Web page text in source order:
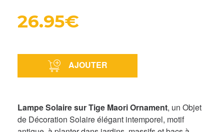
26.95€
AJOUTER
Lampe Solaire sur Tige Maori Ornament, un Objet
de Décoration Solaire élégant intemporel, motif